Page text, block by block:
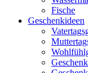
Fische
Geschenkideen